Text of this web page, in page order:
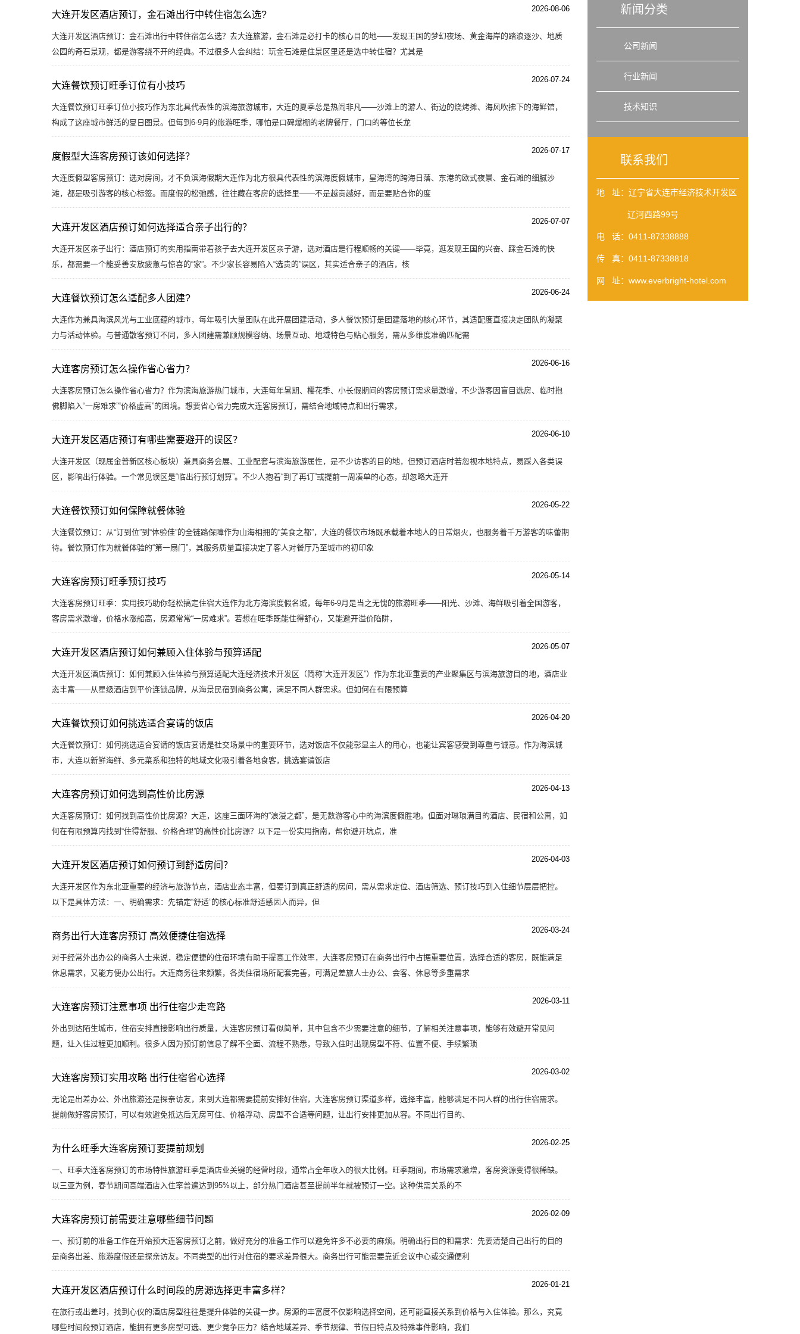
大连开发区酒店预订，金石滩出行中转住宿怎么选?
大连开发区酒店预订：金石滩出行中转住宿怎么选？去大连旅游，金石滩是必打卡的核心目的地——发现王国的梦幻夜场、黄金海岸的踏浪逐沙、地质
公园的奇石景观，都是游客绕不开的经典。不过很多人会纠结：玩金石滩是住景区里还是选中转住宿？尤其是
2026-08-06
大连餐饮预订旺季订位有小技巧
大连餐饮预订旺季订位小技巧作为东北具代表性的滨海旅游城市，大连的夏季总是热闹非凡——沙滩上的游人、街边的烧烤摊、海风吹拂下的海鲜馆，
构成了这座城市鲜活的夏日图景。但每到6-9月的旅游旺季，哪怕是口碑爆棚的老牌餐厅，门口的等位长龙
2026-07-24
度假型大连客房预订该如何选择？
大连度假型客房预订：选对房间，才不负滨海假期大连作为北方很具代表性的滨海度假城市，星海湾的跨海日落、东港的欧式夜景、金石滩的细腻沙
滩，都是吸引游客的核心标签。而度假的松弛感，往往藏在客房的选择里——不是越贵越好，而是要贴合你的度
2026-07-17
大连开发区酒店预订如何选择适合亲子出行的？
大连开发区亲子出行：酒店预订的实用指南带着孩子去大连开发区亲子游，选对酒店是行程顺畅的关键——毕竟，逛发现王国的兴奋、踩金石滩的快
乐，都需要一个能妥善安放疲惫与惊喜的“家”。不少家长容易陷入“选贵的”误区，其实适合亲子的酒店，核
2026-07-07
大连餐饮预订怎么适配多人团建?
大连作为兼具海滨风光与工业底蕴的城市，每年吸引大量团队在此开展团建活动，多人餐饮预订是团建落地的核心环节，其适配度直接决定团队的凝聚
力与活动体验。与普通散客预订不同，多人团建需兼顾规模容纳、场景互动、地域特色与贴心服务，需从多维度准确匹配需
2026-06-24
大连客房预订怎么操作省心省力？
大连客房预订怎么操作省心省力？作为滨海旅游热门城市，大连每年暑期、樱花季、小长假期间的客房预订需求量激增，不少游客因盲目选房、临时抱
佛脚陷入“一房难求”“价格虚高”的困境。想要省心省力完成大连客房预订，需结合地域特点和出行需求，
2026-06-16
大连开发区酒店预订有哪些需要避开的误区？
大连开发区（现属金普新区核心板块）兼具商务会展、工业配套与滨海旅游属性，是不少访客的目的地，但预订酒店时若忽视本地特点，易踩入各类误
区，影响出行体验。一个常见误区是“临出行预订划算”。不少人抱着“到了再订”或提前一周凑单的心态，却忽略大连开
2026-06-10
大连餐饮预订如何保障就餐体验
大连餐饮预订：从“订到位”到“体验佳”的全链路保障作为山海相拥的“美食之都”，大连的餐饮市场既承载着本地人的日常烟火，也服务着千万游客的味蕾期
待。餐饮预订作为就餐体验的“第一扇门”，其服务质量直接决定了客人对餐厅乃至城市的初印象
2026-05-22
大连客房预订旺季预订技巧
大连客房预订旺季：实用技巧助你轻松搞定住宿大连作为北方海滨度假名城，每年6-9月是当之无愧的旅游旺季——阳光、沙滩、海鲜吸引着全国游客，
客房需求激增，价格水涨船高，房源常常“一房难求”。若想在旺季既能住得舒心，又能避开溢价陷阱，
2026-05-14
大连开发区酒店预订如何兼顾入住体验与预算适配
大连开发区酒店预订：如何兼顾入住体验与预算适配大连经济技术开发区（简称“大连开发区”）作为东北亚重要的产业聚集区与滨海旅游目的地，酒店业
态丰富——从星级酒店到平价连锁品牌，从海景民宿到商务公寓，满足不同人群需求。但如何在有限预算
2026-05-07
大连餐饮预订如何挑选适合宴请的饭店
大连餐饮预订：如何挑选适合宴请的饭店宴请是社交场景中的重要环节，选对饭店不仅能彰显主人的用心，也能让宾客感受到尊重与诚意。作为海滨城
市，大连以新鲜海鲜、多元菜系和独特的地域文化吸引着各地食客，挑选宴请饭店
2026-04-20
大连客房预订如何选到高性价比房源
大连客房预订：如何找到高性价比房源？大连，这座三面环海的“浪漫之都”，是无数游客心中的海滨度假胜地。但面对琳琅满目的酒店、民宿和公寓，如
何在有限预算内找到“住得舒服、价格合理”的高性价比房源？以下是一份实用指南，帮你避开坑点，准
2026-04-13
大连开发区酒店预订如何预订到舒适房间？
大连开发区作为东北亚重要的经济与旅游节点，酒店业态丰富，但要订到真正舒适的房间，需从需求定位、酒店筛选、预订技巧到入住细节层层把控。
以下是具体方法：一、明确需求：先锚定“舒适”的核心标准舒适感因人而异，但
2026-04-03
商务出行大连客房预订 高效便捷住宿选择
对于经常外出办公的商务人士来说，稳定便捷的住宿环境有助于提高工作效率，大连客房预订在商务出行中占据重要位置，选择合适的客房，既能满足
休息需求，又能方便办公出行。大连商务往来频繁，各类住宿场所配套完善，可满足差旅人士办公、会客、休息等多重需求
2026-03-24
大连客房预订注意事项 出行住宿少走弯路
外出到达陌生城市，住宿安排直接影响出行质量，大连客房预订看似简单，其中包含不少需要注意的细节，了解相关注意事项，能够有效避开常见问
题，让入住过程更加顺利。很多人因为预订前信息了解不全面、流程不熟悉，导致入住时出现房型不符、位置不便、手续繁琐
2026-03-11
大连客房预订实用攻略 出行住宿省心选择
无论是出差办公、外出旅游还是探亲访友，来到大连都需要提前安排好住宿，大连客房预订渠道多样，选择丰富，能够满足不同人群的出行住宿需求。
提前做好客房预订，可以有效避免抵达后无房可住、价格浮动、房型不合适等问题，让出行安排更加从容。不同出行目的、
2026-03-02
为什么旺季大连客房预订要提前规划
一、旺季大连客房预订的市场特性旅游旺季是酒店业关键的经营时段，通常占全年收入的很大比例。旺季期间，市场需求激增，客房资源变得很稀缺。
以三亚为例，春节期间高端酒店入住率普遍达到95%以上，部分热门酒店甚至提前半年就被预订一空。这种供需关系的不
2026-02-25
大连客房预订前需要注意哪些细节问题
一、预订前的准备工作在开始预大连客房预订之前，做好充分的准备工作可以避免许多不必要的麻烦。明确出行目的和需求：先要清楚自己出行的目的
是商务出差、旅游度假还是探亲访友。不同类型的出行对住宿的要求差异很大。商务出行可能需要靠近会议中心或交通便利
2026-02-09
大连开发区酒店预订什么时间段的房源选择更丰富多样？
在旅行或出差时，找到心仪的酒店房型往往是提升体验的关键一步。房源的丰富度不仅影响选择空间，还可能直接关系到价格与入住体验。那么，究竟
哪些时间段预订酒店，能拥有更多房型可选、更少竞争压力？结合地域差异、季节规律、节假日特点及特殊事件影响，我们
2026-01-21
新闻分类
公司新闻
行业新闻
技术知识
联系我们
地 址：辽宁省大连市经济技术开发区
辽河西路99号
电 话：0411-87338888
传 真：0411-87338818
网 址：www.everbright-hotel.com